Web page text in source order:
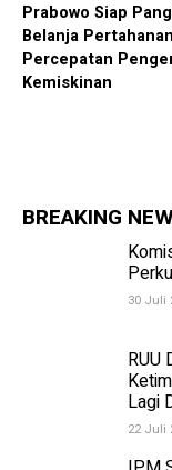
Prabowo Siap
Belanja
Percepatan
Kemiskinan
BREAKING
30 Juli
RUU
Lagi
22 Juli